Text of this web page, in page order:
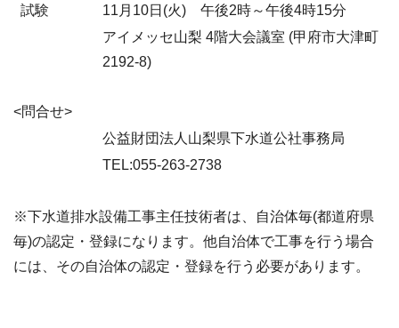
試験
11月10日(火) 午後2時～午後4時15分
アイメッセ山梨 4階大会議室 (甲府市大津町
2192-8)
<問合せ>
公益財団法人山梨県下水道公社事務局
TEL:055-263-2738
※下水道排水設備工事主任技術者は、自治体毎(都道府県
毎)の認定・登録になります。他自治体で工事を行う場合
には、その自治体の認定・登録を行う必要があります。